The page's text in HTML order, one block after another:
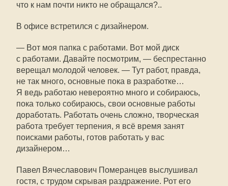
что к нам почти никто не обращался?..
В офисе встретился с дизайнером.
— Вот моя папка с работами. Вот мой диск
с работами. Давайте посмотрим, — беспрестанно
верещал молодой человек. — Тут работ, правда,
не так много, основные пока в разработке…
Я ведь работаю невероятно много и собираюсь,
пока только собираюсь, свои основные работы
доработать. Работать очень сложно, творческая
работа требует терпения, я всё время занят
поисками работы, готов работать у вас
дизайнером…
Павел Вячеславович Померанцев выслушивал
гостя, с трудом скрывая раздражение. Рот его